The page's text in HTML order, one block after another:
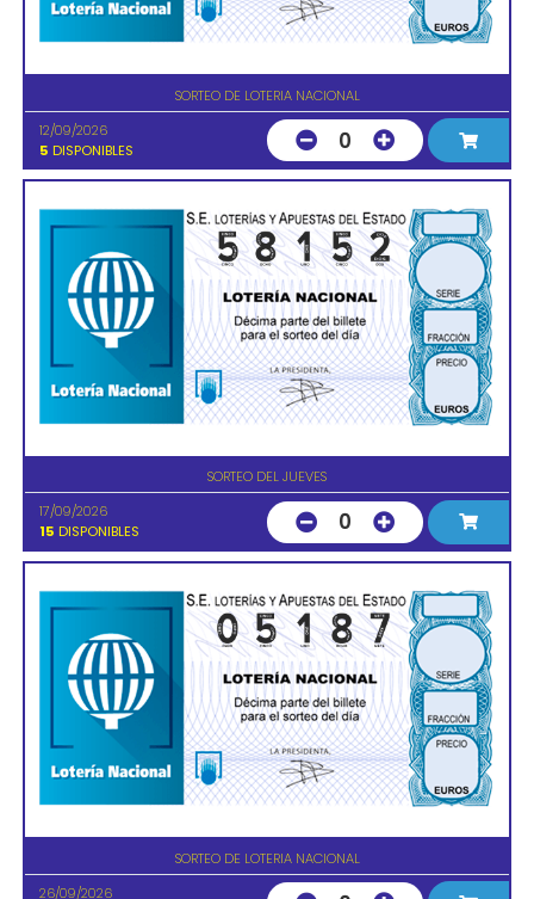
SORTEO DE LOTERIA NACIONAL
12/09/2026
5 DISPONIBLES 0
SORTEO DEL JUEVES
17/09/2026
15 DISPONIBLES 0
SORTEO DE LOTERIA NACIONAL
26/09/2026